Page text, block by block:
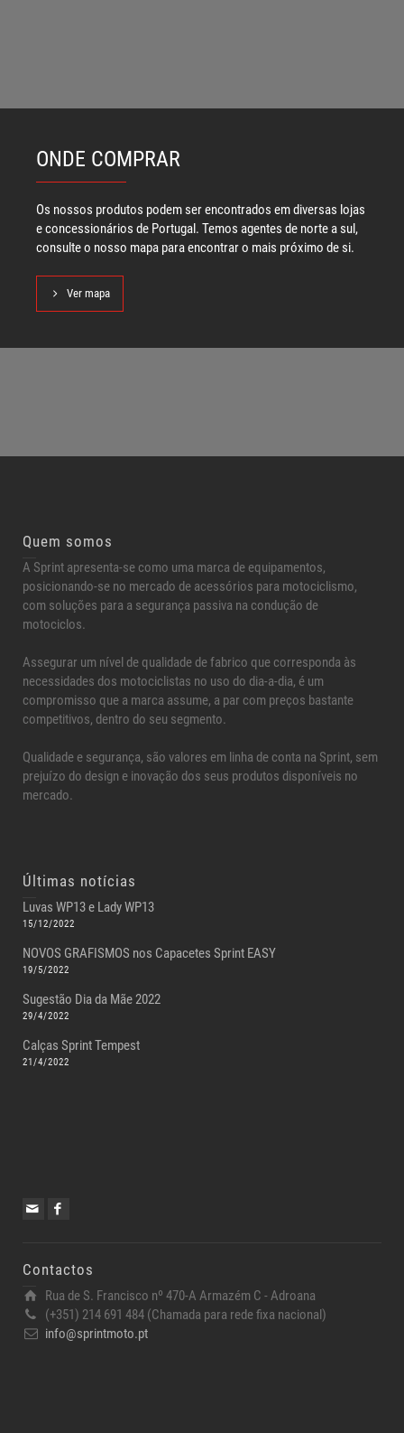
ONDE COMPRAR
Os nossos produtos podem ser encontrados em diversas lojas
e concessionários de Portugal. Temos agentes de norte a sul,
consulte o nosso mapa para encontrar o mais próximo de si.
Ver mapa
Quem somos
A Sprint apresenta-se como uma marca de equipamentos,
posicionando-se no mercado de acessórios para motociclismo,
com soluções para a segurança passiva na condução de
motociclos.
Assegurar um nível de qualidade de fabrico que corresponda às
necessidades dos motociclistas no uso do dia-a-dia, é um
compromisso que a marca assume, a par com preços bastante
competitivos, dentro do seu segmento.
Qualidade e segurança, são valores em linha de conta na Sprint, sem
prejuízo do design e inovação dos seus produtos disponíveis no
mercado.
Últimas notícias
Luvas WP13 e Lady WP13
15/12/2022
NOVOS GRAFISMOS nos Capacetes Sprint EASY
19/5/2022
Sugestão Dia da Mãe 2022
29/4/2022
Calças Sprint Tempest
21/4/2022
Contactos
Rua de S. Francisco nº 470-A Armazém C - Adroana
(+351) 214 691 484 (Chamada para rede fixa nacional)
info@sprintmoto.pt